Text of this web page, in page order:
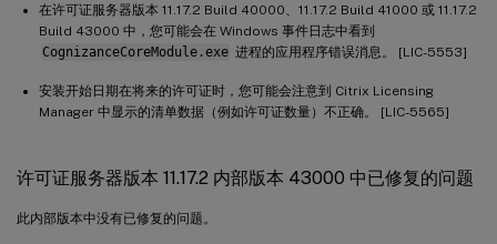
在许可证服务器版本 11.17.2 Build 40000、11.17.2 Build 41000 或 11.17.2
Build 43000 中，您可能会在 Windows 事件日志中看到
CognizanceCoreModule.exe 进程的应用程序错误消息。 [LIC-5553]
安装开始日期在将来的许可证时，您可能会注意到 Citrix Licensing
Manager 中显示的清单数据（例如许可证数量）不正确。 [LIC-5565]
许可证服务器版本 11.17.2 内部版本 43000 中已修复的问题
此内部版本中没有已修复的问题。